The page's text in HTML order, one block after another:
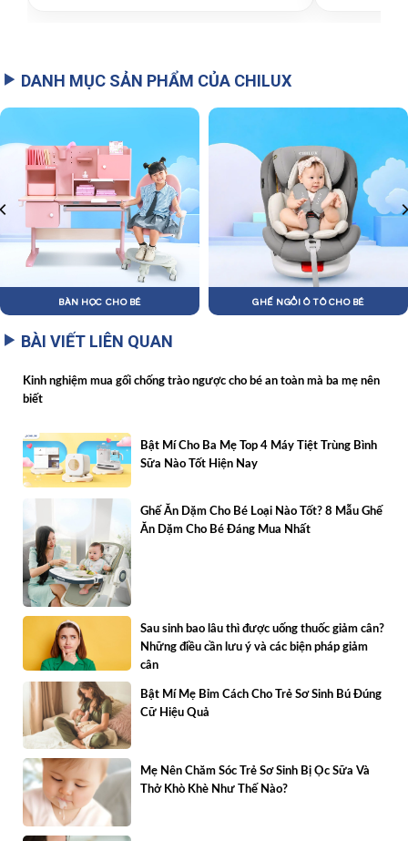
DANH MỤC SẢN PHẨM CỦA CHILUX
BÀN HỌC CHO BÉ GHẾ NGỒI Ô TÔ CHO BÉ
BÀI VIẾT LIÊN QUAN
Kinh nghiệm mua gối chống trào ngược cho bé an toàn mà ba mẹ nên
biết
Bật Mí Cho Ba Mẹ Top 4 Máy Tiệt Trùng Bình
Sữa Nào Tốt Hiện Nay
Ghế Ăn Dặm Cho Bé Loại Nào Tốt? 8 Mẫu Ghế
Ăn Dặm Cho Bé Đáng Mua Nhất
Sau sinh bao lâu thì được uống thuốc giảm cân?
Những điều cần lưu ý và các biện pháp giảm
cân
Bật Mí Mẹ Bỉm Cách Cho Trẻ Sơ Sinh Bú Đúng
Cữ Hiệu Quả
Mẹ Nên Chăm Sóc Trẻ Sơ Sinh Bị Ọc Sữa Và
Thở Khò Khè Như Thế Nào?